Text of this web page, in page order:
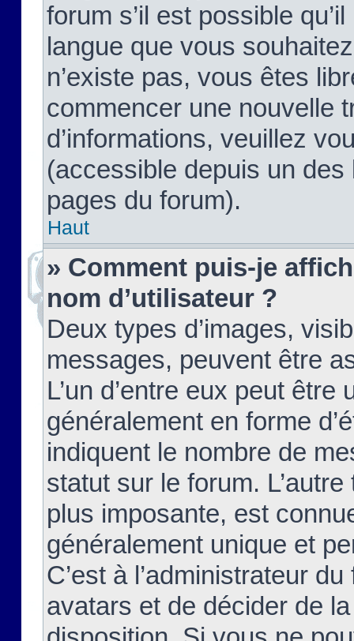
forum s’il est possible
langue que vous
n’existe pas, vous êtes
commencer une nouvelle
d’informations, veuillez
(accessible depuis un
pages du forum).
Haut
» Comment puis-je
nom d’utilisateur ?
Deux types d’images,
messages, peuvent être
L’un d’entre eux peut
généralement en forme
indiquent le nombre de
statut sur le forum.
plus imposante, est
généralement unique et
C’est à l’administrateur
avatars et de décider de